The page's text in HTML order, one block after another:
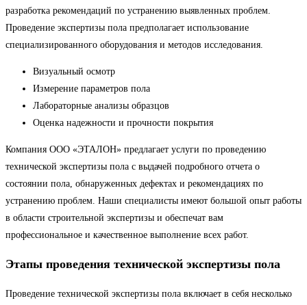
разработка рекомендаций по устранению выявленных проблем.
Проведение экспертизы пола предполагает использование
специализированного оборудования и методов исследования.
Визуальный осмотр
Измерение параметров пола
Лабораторные анализы образцов
Оценка надежности и прочности покрытия
Компания ООО «ЭТАЛОН» предлагает услуги по проведению
технической экспертизы пола с выдачей подробного отчета о
состоянии пола, обнаруженных дефектах и рекомендациях по
устранению проблем. Наши специалисты имеют большой опыт работы
в области строительной экспертизы и обеспечат вам
профессиональное и качественное выполнение всех работ.
Этапы проведения технической экспертизы пола
Проведение технической экспертизы пола включает в себя несколько